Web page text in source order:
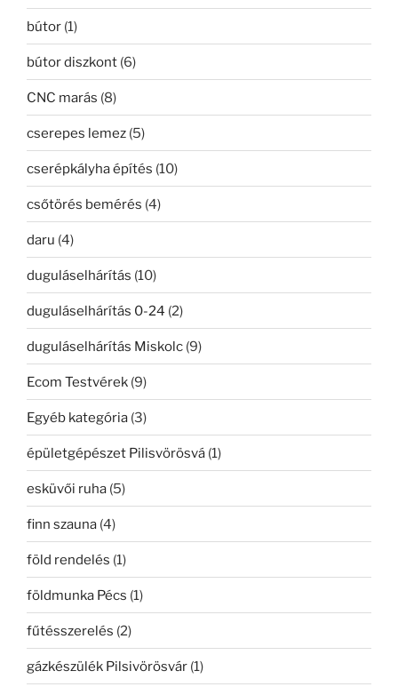
bútor (1)
bútor diszkont (6)
CNC marás (8)
cserepes lemez (5)
cserépkályha építés (10)
csőtörés bemérés (4)
daru (4)
duguláselhárítás (10)
duguláselhárítás 0-24 (2)
duguláselhárítás Miskolc (9)
Ecom Testvérek (9)
Egyéb kategória (3)
épületgépészet Pilisvörösvá (1)
esküvői ruha (5)
finn szauna (4)
föld rendelés (1)
földmunka Pécs (1)
fűtésszerelés (2)
gázkészülék Pilsivörösvár (1)